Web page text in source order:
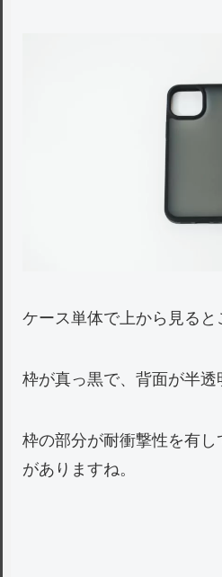
ケース単体で上から見ると
枠が真っ黒で、背面が半透
枠の部分が耐衝撃性を有
がありますね。